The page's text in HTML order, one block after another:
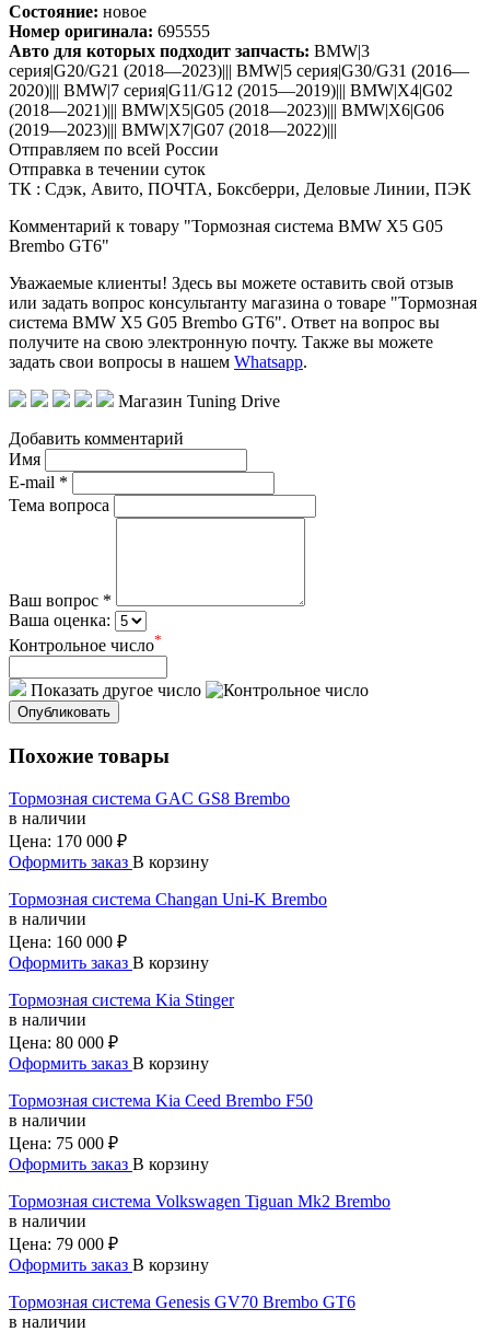
Состояние: новое
Номер оригинала: 695555
Авто для которых подходит запчасть: BMW|3
серия|G20/G21 (2018—2023)||| BMW|5 серия|G30/G31 (2016—
2020)||| BMW|7 серия|G11/G12 (2015—2019)||| BMW|X4|G02
(2018—2021)||| BMW|X5|G05 (2018—2023)||| BMW|X6|G06
(2019—2023)||| BMW|X7|G07 (2018—2022)|||
Отправляем по всей России
Отправка в течении суток
ТК : Сдэк, Авито, ПОЧТА, Боксберри, Деловые Линии, ПЭК
Комментарий к товару "Тормозная система BMW X5 G05
Brembo GT6"
Уважаемые клиенты! Здесь вы можете оставить свой отзыв
или задать вопрос консультанту магазина о товаре "Тормозная
система BMW X5 G05 Brembo GT6". Ответ на вопрос вы
получите на свою электронную почту. Также вы можете
задать свои вопросы в нашем Whatsapp.
Магазин Tuning Drive
Добавить комментарий
Имя
E-mail *
Тема вопроса
Ваш вопрос *
Ваша оценка:
Контрольное число*
Показать другое число
Опубликовать
Похожие товары
Тормозная система GAC GS8 Brembo
в наличии
Цена: 170 000 ₽
Оформить заказ В корзину
Тормозная система Changan Uni-K Brembo
в наличии
Цена: 160 000 ₽
Оформить заказ В корзину
Тормозная система Kia Stinger
в наличии
Цена: 80 000 ₽
Оформить заказ В корзину
Тормозная система Kia Ceed Brembo F50
в наличии
Цена: 75 000 ₽
Оформить заказ В корзину
Тормозная система Volkswagen Tiguan Mk2 Brembo
в наличии
Цена: 79 000 ₽
Оформить заказ В корзину
Тормозная система Genesis GV70 Brembo GT6
в наличии